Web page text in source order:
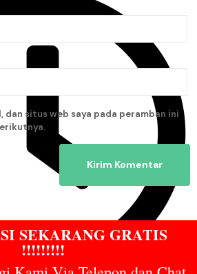
dan situs web saya pada peramban ini
SEKARANG GRATIS
!!!!!!!!!